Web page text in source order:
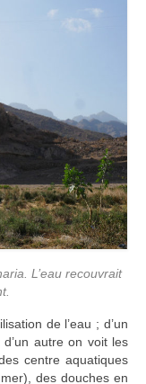
L’eau recouvrait
de l’eau ; d’un
autre on voit les
centre aquatiques
des douches en